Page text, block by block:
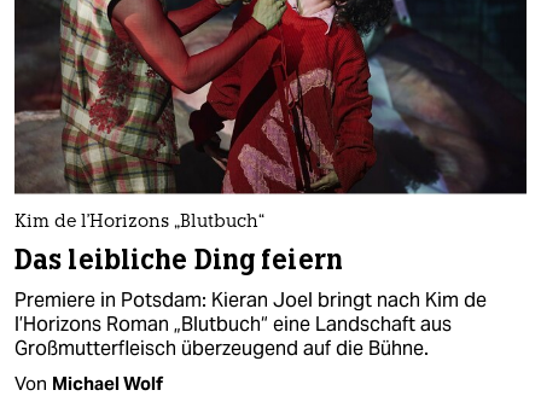
Kim de l'Horizons „Blutbuch“
Das leibliche Ding feiern
Premiere in Potsdam: Kieran Joel bringt nach Kim de
l’Horizons Roman „Blutbuch“ eine Landschaft aus
Großmutterfleisch überzeugend auf die Bühne.
Von Michael Wolf